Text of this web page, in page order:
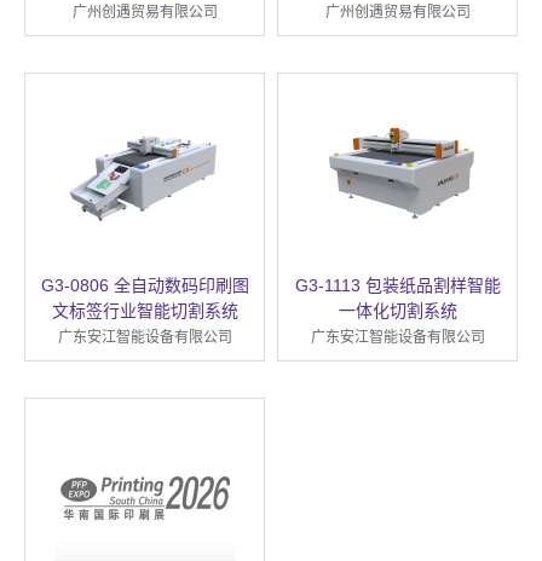
广州创遇贸易有限公司 广州创遇贸易有限公司
G3-0806 全自动数码印刷图
文标签行业智能切割系统
广东安江智能设备有限公司
G3-1113 包装纸品割样智能
一体化切割系统
广东安江智能设备有限公司